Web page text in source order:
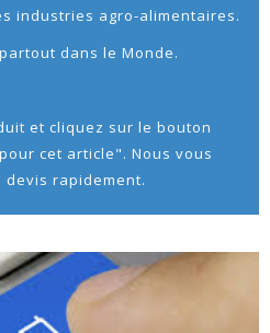
industries agro-alimentaires.
dans le Monde.
et cliquez sur le bouton
cet article". Nous vous
devis rapidement.